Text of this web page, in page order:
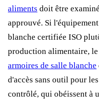
aliments doit être
approuvé. Si
blanche certifiée ISO
production alimentaire, le
armoires de salle blanche
d'accès sans outil pour
contrôlé, qui obéissent à